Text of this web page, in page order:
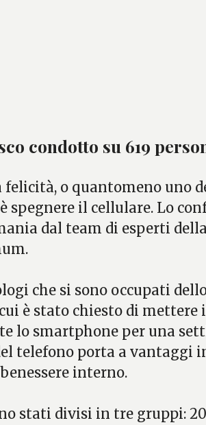
condotto su 619
felicità, o quantomeno uno
spegnere il cellulare. Lo
dal team di esperti
che si sono occupati
cui è stato chiesto di mettere
lo smartphone per una
telefono porta a vantaggi
interno.
stati divisi in tre gruppi: